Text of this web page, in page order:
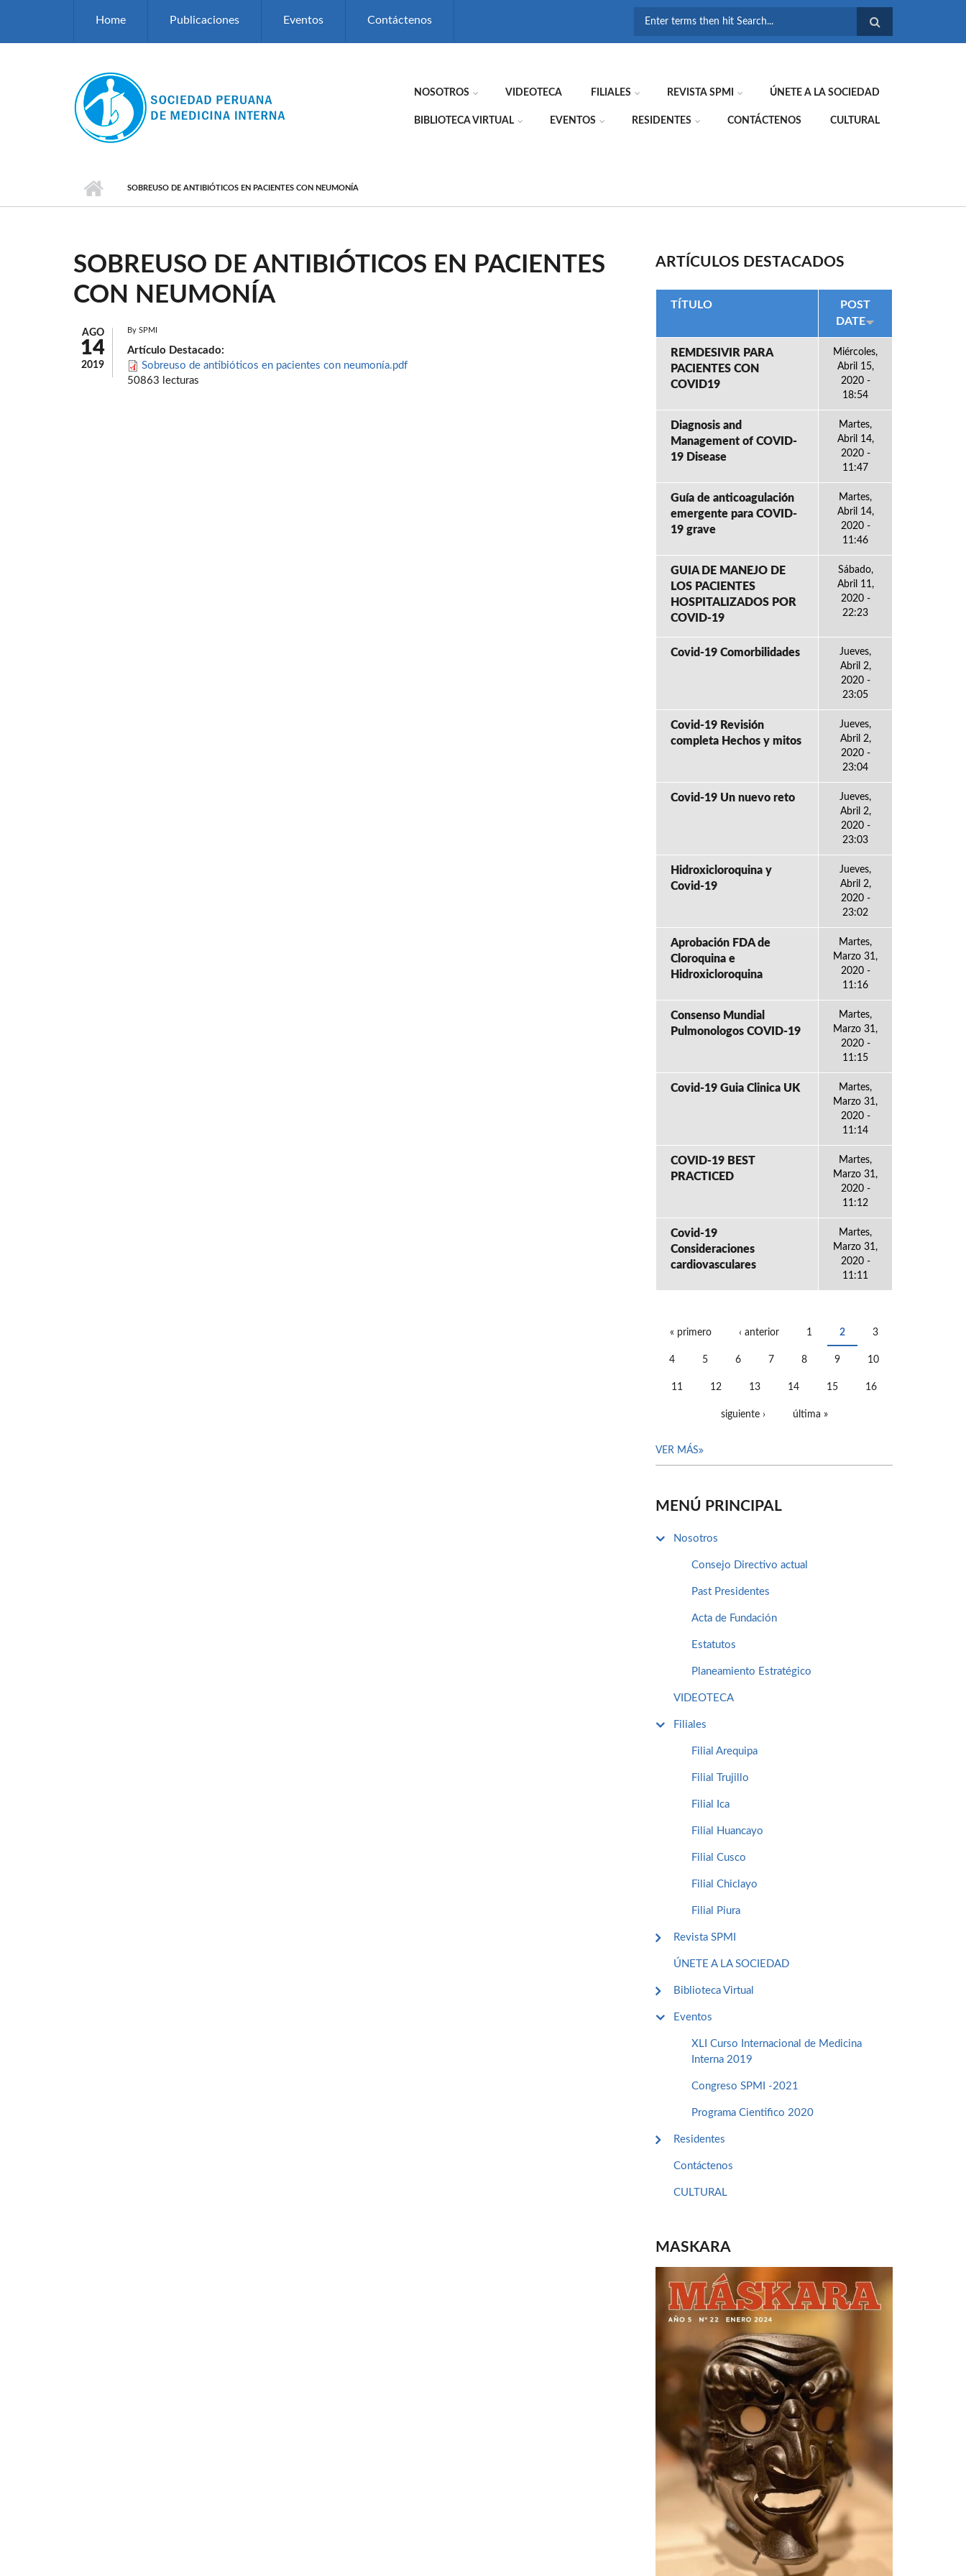
Home Publicaciones Eventos Contáctenos
NOSOTROS VIDEOTECA FILIALES REVISTA SPMI ÚNETE A LA SOCIEDAD
BIBLIOTECA VIRTUAL EVENTOS RESIDENTES CONTÁCTENOS CULTURAL
SOBREUSO DE ANTIBIÓTICOS EN PACIENTES CON NEUMONÍA
SOBREUSO DE ANTIBIÓTICOS EN PACIENTES
CON NEUMONÍA
AGO
14
2019
By SPMI
Artículo Destacado:
Sobreuso de antibióticos en pacientes con neumonía.pdf
50863 lecturas
ARTÍCULOS DESTACADOS
TÍTULO
POST
DATE
REMDESIVIR PARA
PACIENTES CON
COVID19
Miércoles,
Abril 15,
2020 -
18:54
Diagnosis and
Management of COVID-
19 Disease
Martes,
Abril 14,
2020 -
11:47
Guía de anticoagulación
emergente para COVID-
19 grave
Martes,
Abril 14,
2020 -
11:46
GUIA DE MANEJO DE
LOS PACIENTES
HOSPITALIZADOS POR
COVID-19
Sábado,
Abril 11,
2020 -
22:23
Covid-19 Comorbilidades
Jueves,
Abril 2,
2020 -
23:05
Covid-19 Revisión
completa Hechos y mitos
Jueves,
Abril 2,
2020 -
23:04
Covid-19 Un nuevo reto
Jueves,
Abril 2,
2020 -
23:03
Hidroxicloroquina y
Covid-19
Jueves,
Abril 2,
2020 -
23:02
Aprobación FDA de
Cloroquina e
Hidroxicloroquina
Martes,
Marzo 31,
2020 -
11:16
Consenso Mundial
Pulmonologos COVID-19
Martes,
Marzo 31,
2020 -
11:15
Covid-19 Guia Clinica UK
Martes,
Marzo 31,
2020 -
11:14
COVID-19 BEST
PRACTICED
Martes,
Marzo 31,
2020 -
11:12
Covid-19
Consideraciones
cardiovasculares
Martes,
Marzo 31,
2020 -
11:11
« primero ‹ anterior 1 2 3
4 5 6 7 8 9 10
11 12 13 14 15 16
siguiente › última »
VER MÁS
MENÚ PRINCIPAL
Nosotros
Consejo Directivo actual
Past Presidentes
Acta de Fundación
Estatutos
Planeamiento Estratégico
VIDEOTECA
Filiales
Filial Arequipa
Filial Trujillo
Filial Ica
Filial Huancayo
Filial Cusco
Filial Chiclayo
Filial Piura
Revista SPMI
ÚNETE A LA SOCIEDAD
Biblioteca Virtual
Eventos
XLI Curso Internacional de Medicina
Interna 2019
Congreso SPMI -2021
Programa Cientifico 2020
Residentes
Contáctenos
CULTURAL
MASKARA